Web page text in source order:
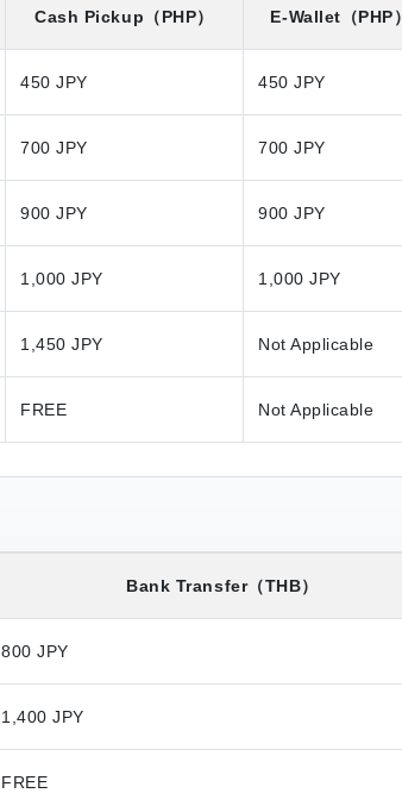
Cash Pickup （PHP） E-Wallet （PHP）
450 JPY 450 JPY
700 JPY 700 JPY
900 JPY 900 JPY
1,000 JPY 1,000 JPY
1,450 JPY Not Applicable
FREE Not Applicable
Bank Transfer（THB）
800 JPY
1,400 JPY
FREE